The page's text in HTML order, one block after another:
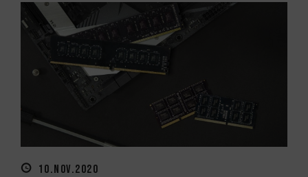
10.NOV.2020